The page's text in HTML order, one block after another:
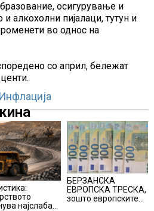
осигурување и
алкохолни пијалаци, тутун и
во однос на
со април, бележат
Инфлација
најслаба
БЕРЗАНСКА
ЕВРОПСКА ТРЕСКА,
зошто европските